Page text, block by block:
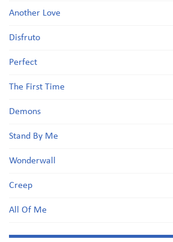
Another Love
Disfruto
Perfect
The First Time
Demons
Stand By Me
Wonderwall
Creep
All Of Me